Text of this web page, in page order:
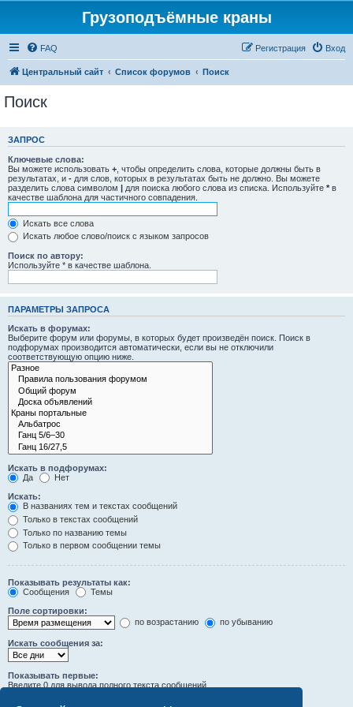
Грузоподъёмные краны
FAQ Вход
Регистрация
Центральный сайт Список форумов Поиск
Поиск
ЗАПРОС
Ключевые слова:
Вы можете использовать + , чтобы определить слова, которые должны быть в
результатах, и - для слов, которых в результатах быть не должно. Вы можете
разделить слова символом | для поиска любого слова из списка. Используйте * в
качестве шаблона для частичного совпадения.
Искать все слова
Искать любое слово/поиск с языком запросов
Поиск по автору:
Используйте * в качестве шаблона.
ПАРАМЕТРЫ ЗАПРОСА
Искать в форумах:
Выберите форум или форумы, в которых будет произведён поиск. Поиск в
подфорумах производится автоматически, если вы не отключили
соответствующую опцию ниже.
Искать в подфорумах:
Да
Нет
Искать:
В названиях тем и текстах сообщений
Только в текстах сообщений
Только по названию темы
Только в первом сообщении темы
Показывать результаты как:
Сообщения
Темы
Поле сортировки:
по возрастанию
по убыванию
Искать сообщения за:
Показывать первые:
Введите 0 для вывода полного текста сообщений.